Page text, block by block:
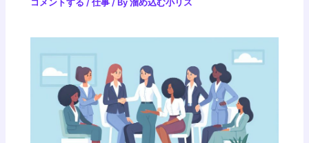
コメントする /仕事 / By溜め込む小リス